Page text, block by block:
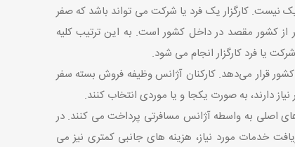
کارگزار یک فرد یا شرکت می تواند باشد که صفر
از کشور مقصد در داخل کشور است. به این ترتیب کلیه
یا فرد کارگزار انجام می شود.
قرار می‌دهد. کارکنان آژانس وظیفه فروش بسته سفر
دارند، به صورت یکجا و یا موردی انتخاب کنند.
اصلی به واسطه آژانس مسافرتی پرداخت می کنند. در
خدمات مورد نیاز، هزینه های جانبی کمتری نیز می